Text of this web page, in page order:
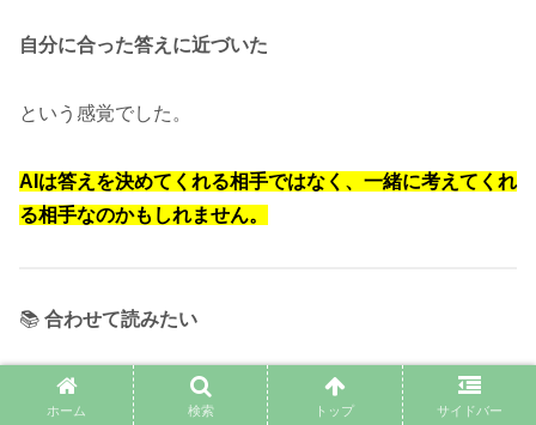
自分に合った答えに近づいた
という感覚でした。
AIは答えを決めてくれる相手ではなく、一緒に考えてくれ
る相手なのかもしれません。
📚 合わせて読みたい
ChatGPTに職歴を見せたら、自分でも知らなかった一
ホーム 検索 トップ サイドバー